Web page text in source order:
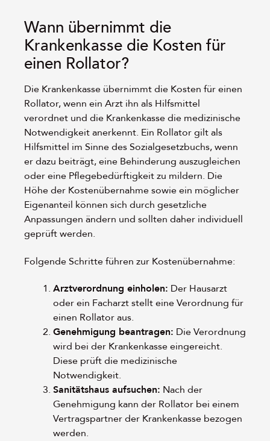
Wann übernimmt die
Krankenkasse die Kosten für
einen Rollator?
Die Krankenkasse übernimmt die Kosten für einen
Rollator, wenn ein Arzt ihn als Hilfsmittel
verordnet und die Krankenkasse die medizinische
Notwendigkeit anerkennt. Ein Rollator gilt als
Hilfsmittel im Sinne des Sozialgesetzbuchs, wenn
er dazu beiträgt, eine Behinderung auszugleichen
oder eine Pflegebedürftigkeit zu mildern. Die
Höhe der Kostenübernahme sowie ein möglicher
Eigenanteil können sich durch gesetzliche
Anpassungen ändern und sollten daher individuell
geprüft werden.
Folgende Schritte führen zur Kostenübernahme:
Arztverordnung einholen: Der Hausarzt
oder ein Facharzt stellt eine Verordnung für
einen Rollator aus.
Genehmigung beantragen: Die Verordnung
wird bei der Krankenkasse eingereicht.
Diese prüft die medizinische
Notwendigkeit.
Sanitätshaus aufsuchen: Nach der
Genehmigung kann der Rollator bei einem
Vertragspartner der Krankenkasse bezogen
werden.